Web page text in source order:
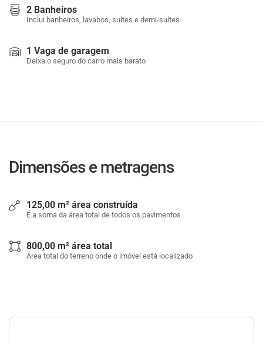
2 Banheiros
Inclui banheiros, lavabos, suítes e demi-suítes
1 Vaga de garagem
Deixa o seguro do carro mais barato
Dimensões e metragens
125,00 m² área construída
É a soma da área total de todos os pavimentos
800,00 m² área total
Área total do terreno onde o imóvel está localizado